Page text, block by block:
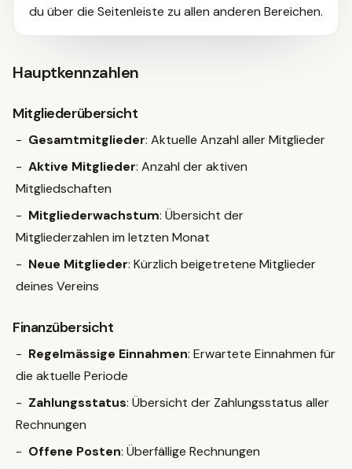
du über die Seitenleiste zu allen anderen Bereichen.
Hauptkennzahlen
Mitgliederübersicht
Gesamtmitglieder: Aktuelle Anzahl aller Mitglieder
Aktive Mitglieder: Anzahl der aktiven
Mitgliedschaften
Mitgliederwachstum: Übersicht der
Mitgliederzahlen im letzten Monat
Neue Mitglieder: Kürzlich beigetretene Mitglieder
deines Vereins
Finanzübersicht
Regelmässige Einnahmen: Erwartete Einnahmen für
die aktuelle Periode
Zahlungsstatus: Übersicht der Zahlungsstatus aller
Rechnungen
Offene Posten: Überfällige Rechnungen